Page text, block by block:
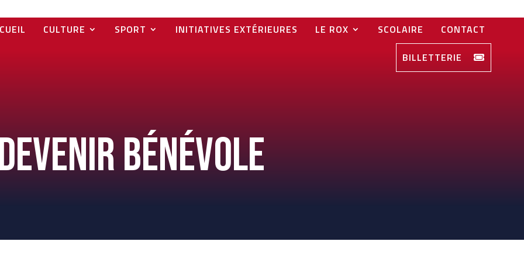
CULTURE SPORT INITIATIVES EXTÉRIEURES LE ROX SCOLAIRE
CONTACT
BILLETTERIE
bénévole